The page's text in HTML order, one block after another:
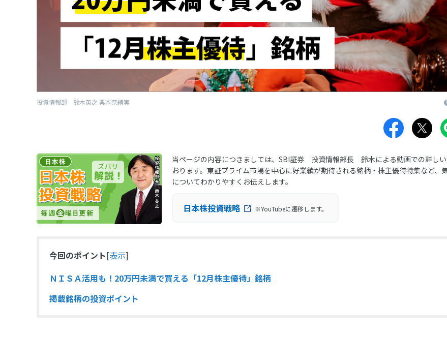
投資情報部 鈴木英之 栗本奈緒実
当ページの内容につきましては、SBI証券 投資情報部長 鈴木による動画での詳しい
おります。東証プライム市場を中心に好業績が期待される銘柄・株主優待特集など、
についてわかりやすくお伝えします。
日本株投資戦略 ※YouTubeに遷移します。
今回のポイント[表示]
ＮＩＳＡ活用も！20万円未満で買える「12月株主優待」銘柄
掲載銘柄の投資ポイント